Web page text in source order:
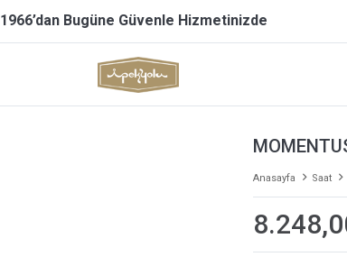
1966’dan Bugüne Güvenle Hizmetinizde
Anasayfa Saat